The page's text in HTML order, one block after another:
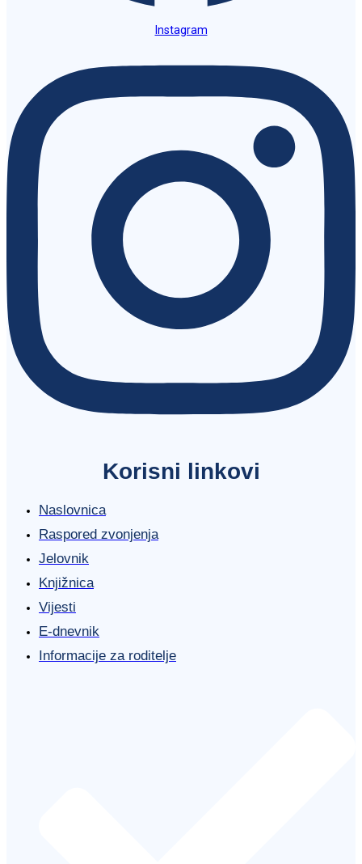
Instagram
Korisni linkovi
Naslovnica
Raspored zvonjenja
Jelovnik
Knjižnica
Vijesti
E-dnevnik
Informacije za roditelje